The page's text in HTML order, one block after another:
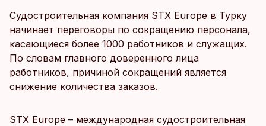
Судостроительная компания STX Europe в Турку
начинает переговоры по сокращению персонала,
касающиеся более 1000 работников и служащих.
По словам главного доверенного лица
работников, причиной сокращений является
снижение количества заказов.
STX Europe – международная судостроительная